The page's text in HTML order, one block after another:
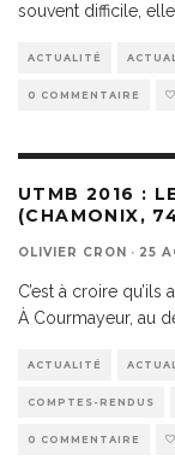
souvent difficile,
ACTUALITÉ
0 COMMENTAIRE
UTMB 2016 :
(CHAMONIX,
OLIVIER CRON · 25
C’est à croire qu’ils
À Courmayeur, au
ACTUALITÉ
COMPTES-RENDUS
0 COMMENTAIRE